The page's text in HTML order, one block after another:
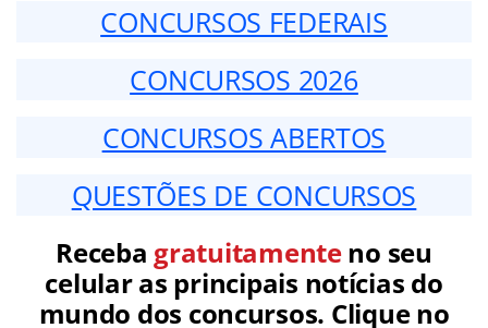
CONCURSOS FEDERAIS
CONCURSOS 2026
CONCURSOS ABERTOS
QUESTÕES DE CONCURSOS
Receba gratuitamenteno seu
celular as principais notícias do
mundo dos concursos. Clique no